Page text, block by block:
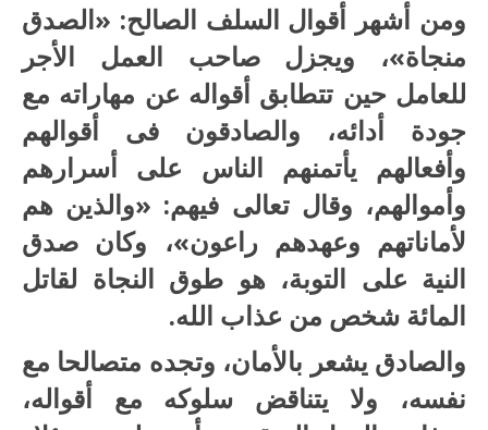
ومن أشهر أقوال السلف الصالح: «الصدق
منجاة»، ويجزل صاحب العمل الأجر
للعامل حين تتطابق أقواله عن مهاراته مع
جودة أدائه، والصادقون فى أقوالهم
وأفعالهم يأتمنهم الناس على أسرارهم
وأموالهم، وقال تعالى فيهم: «والذين هم
لأماناتهم وعهدهم راعون»، وكان صدق
النية على التوبة، هو طوق النجاة لقاتل
المائة شخص من عذاب الله.
والصادق يشعر بالأمان، وتجده متصالحا مع
نفسه، ولا يتناقض سلوكه مع أقواله،